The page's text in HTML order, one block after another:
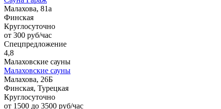
Малахова, 81а
Финская
Круглосуточно
от 300 руб/час
Спецпредложение
4,8
Малаховские сауны
Малаховские сауны
Малахова, 26Б
Финская, Турецкая
Круглосуточно
от 1500 до 3500 руб/час